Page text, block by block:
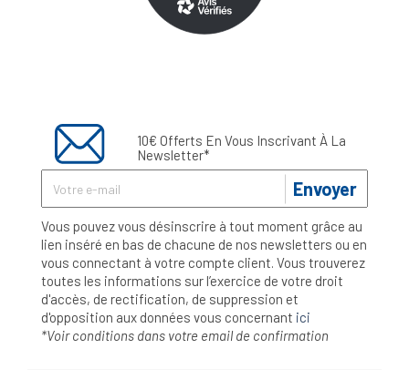
10€ Offerts En Vous Inscrivant À La
Newsletter*
Envoyer
Vous pouvez vous désinscrire à tout moment grâce au
lien inséré en bas de chacune de nos newsletters ou en
vous connectant à votre compte client. Vous trouverez
toutes les informations sur l’exercice de votre droit
d'accès, de rectification, de suppression et
d'opposition aux données vous concernant ici
*Voir conditions dans votre email de confirmation